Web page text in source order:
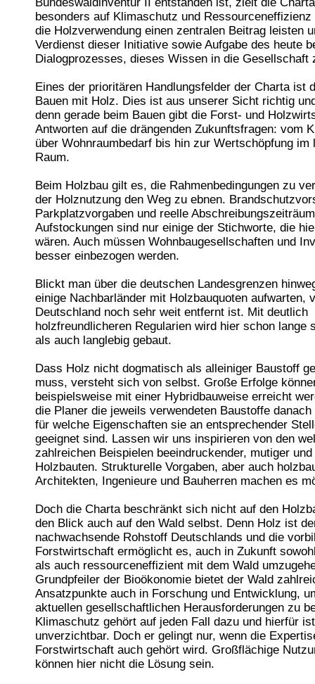
besonders auf Klimaschutz und
die Holzverwendung einen zentralen Beitrag leisten
Verdienst dieser Initiative sowie Aufgabe des heute
Dialogprozesses, dieses Wissen in die Gesellschaft
Eines der prioritären Handlungsfelder der Charta ist
Bauen mit Holz. Dies ist aus unserer Sicht richtig
denn gerade beim Bauen gibt die Forst- und
Antworten auf die drängenden Zukunftsfragen: vom
über Wohnraumbedarf bis hin zur Wertschöpfung im
Raum.
Beim Holzbau gilt es, die Rahmenbedingungen zu
der Holznutzung den Weg zu ebnen.
Parkplatzvorgaben und reelle
Aufstockungen sind nur einige der Stichworte, die
wären. Auch müssen Wohnbaugesellschaften und
besser einbezogen werden.
Blickt man über die deutschen Landesgrenzen
einige Nachbarländer mit Holzbauquoten aufwarten,
Deutschland noch sehr weit entfernt ist. Mit deutlich
holzfreundlicheren Regularien wird hier schon lange
als auch langlebig gebaut.
Dass Holz nicht dogmatisch als alleiniger Baustoff
muss, versteht sich von selbst. Große Erfolge
beispielsweise mit einer Hybridbauweise erreicht
die Planer die jeweils verwendeten Baustoffe danach
für welche Eigenschaften sie an entsprechender
geeignet sind. Lassen wir uns inspirieren von den
zahlreichen Beispielen beeindruckender, mutiger
Holzbauten. Strukturelle Vorgaben, aber auch
Architekten, Ingenieure und Bauherren machen es
Doch die Charta beschränkt sich nicht auf den
den Blick auch auf den Wald selbst. Denn Holz ist
nachwachsende Rohstoff Deutschlands und die
Forstwirtschaft ermöglicht es, auch in Zukunft
als auch ressourceneffizient mit dem Wald
Grundpfeiler der Bioökonomie bietet der Wald
Ansatzpunkte auch in Forschung und Entwicklung,
aktuellen gesellschaftlichen Herausforderungen zu
Klimaschutz gehört auf jeden Fall dazu und hierfür
unverzichtbar. Doch er gelingt nur, wenn die
Forstwirtschaft auch gehört wird. Großflächige
können hier nicht die Lösung sein.